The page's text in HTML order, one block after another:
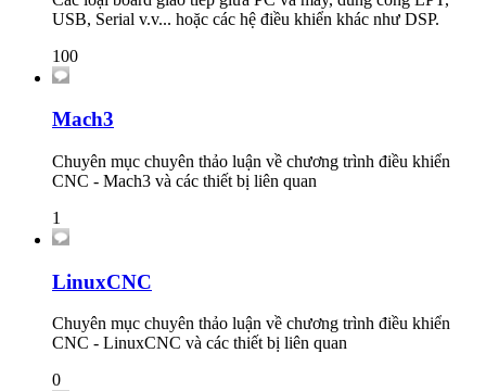
USB, Serial v.v... hoặc các hệ điều khiển khác như DSP.
100
Mach3
Chuyên mục chuyên thảo luận về chương trình điều khiển
CNC - Mach3 và các thiết bị liên quan
1
LinuxCNC
Chuyên mục chuyên thảo luận về chương trình điều khiển
CNC - LinuxCNC và các thiết bị liên quan
0